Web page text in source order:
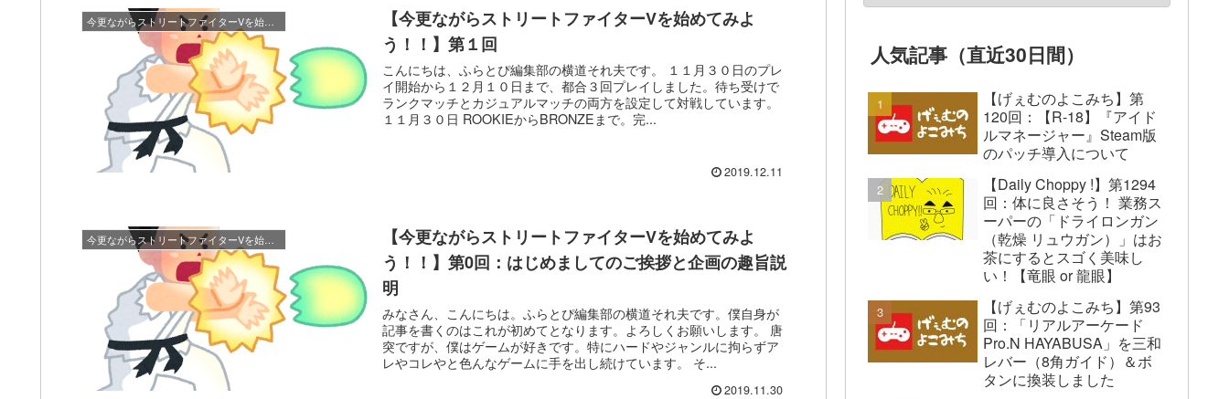
【今更ながらストリートファイターVを始めてみよ
う！！】第１回
こんにちは、ふらとぴ編集部の横道それ夫です。 １１月３０日のプレ
イ開始から１２月１０日まで、都合３回プレイしました。待ち受けで
ランクマッチとカジュアルマッチの両方を設定して対戦しています。
１１月３０日 ROOKIEからBRONZEまで。完...
2019.12.11
【今更ながらストリートファイターVを始めてみよ
う！！】第0回：はじめましてのご挨拶と企画の趣旨説
明
みなさん、こんにちは。ふらとぴ編集部の横道それ夫です。僕自身が
記事を書くのはこれが初めてとなります。よろしくお願いします。 唐
突ですが、僕はゲームが好きです。特にハードやジャンルに拘らずア
レやコレやと色んなゲームに手を出し続けています。 そ...
2019.11.30
人気記事（直近30日間）
【げぇむのよこみち】第
120回：【R-18】『アイド
ルマネージャー』Steam版
のパッチ導入について
【Daily Choppy !】第1294
回：体に良さそう！ 業務ス
ーパーの「ドライロンガン
（乾燥 リュウガン）」はお
茶にするとスゴく美味し
い！【竜眼 or 龍眼】
【げぇむのよこみち】第93
回：「リアルアーケード
Pro.N HAYABUSA」を三和
レバー（8角ガイド）＆ボ
タンに換装しました